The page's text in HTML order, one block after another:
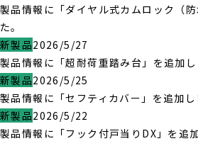
製品情報に「ダイヤル式カムロック（
た。
新製品2026/5/27
製品情報に「超耐荷重踏み台」を追加し
新製品2026/5/25
製品情報に「セフティカバー」を追加し
新製品2026/5/22
製品情報に「フック付戸当りDX」を追